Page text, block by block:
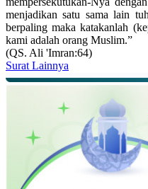
menjadikan satu sama lain
berpaling maka katakanlah
kami adalah orang Muslim.”
(QS. Ali 'Imran:64)
Surat Lainnya